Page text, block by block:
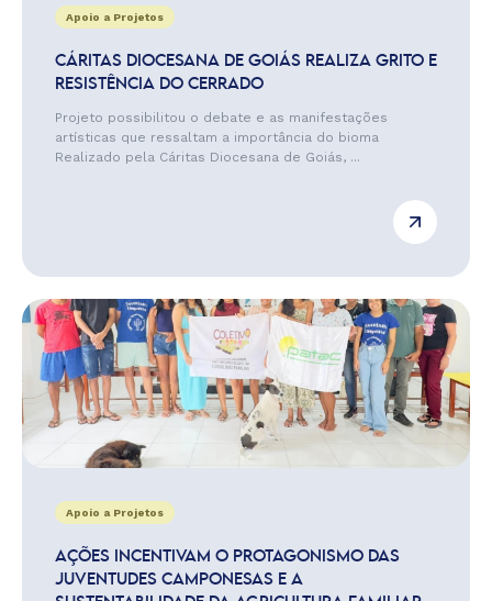
Apoio a Projetos
CÁRITAS DIOCESANA DE GOIÁS REALIZA GRITO E
RESISTÊNCIA DO CERRADO
Projeto possibilitou o debate e as manifestações
artísticas que ressaltam a importância do bioma
Realizado pela Cáritas Diocesana de Goiás, ...
Apoio a Projetos
AÇÕES INCENTIVAM O PROTAGONISMO DAS
JUVENTUDES CAMPONESAS E A